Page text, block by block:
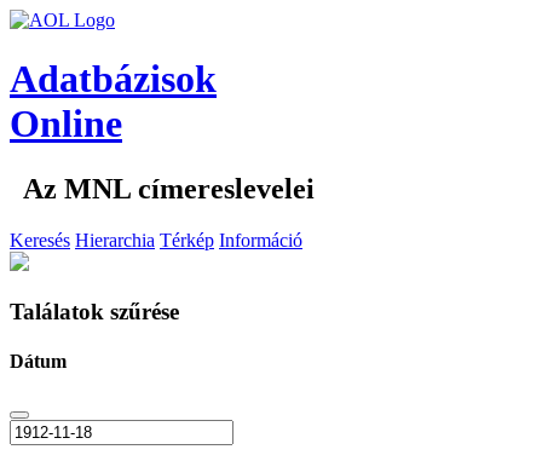
Adatbázisok
Online
Az MNL címereslevelei
Keresés Hierarchia Térkép Információ
Találatok szűrése
Dátum